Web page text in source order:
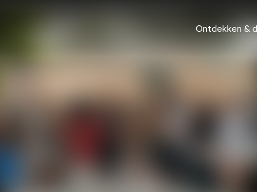
Ontdekken &